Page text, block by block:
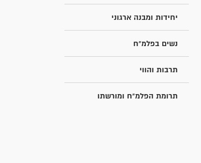
יחידות ומבנה ארגוני
נשים בפלמ"ח
תרבות והווי
תרומת הפלמ"ח ומורשתו